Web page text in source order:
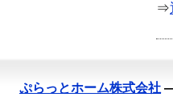
⇒
ぷらっとホーム株式会社